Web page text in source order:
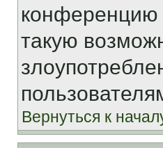
конференцию
такую
Вернуться к